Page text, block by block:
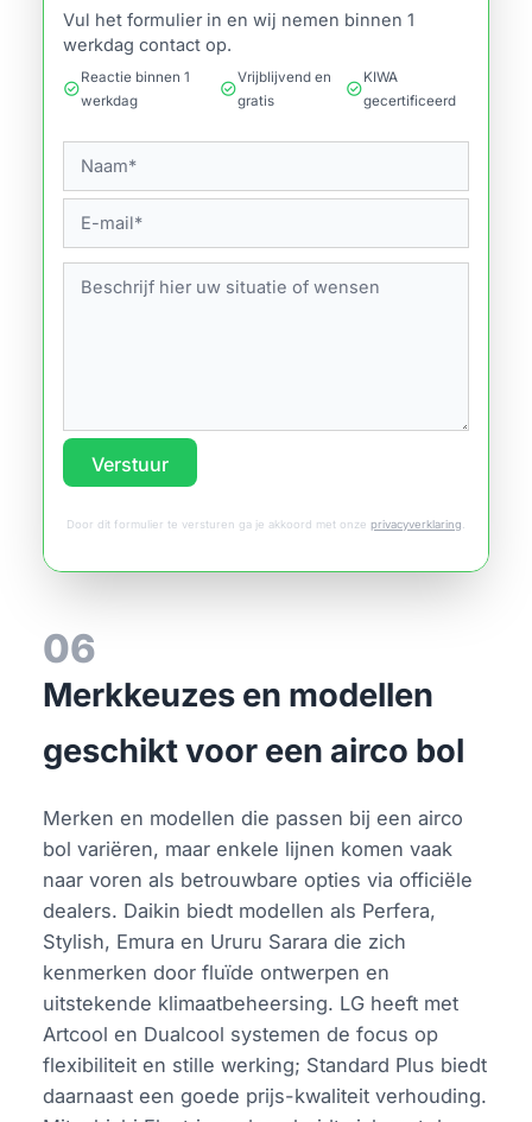
Vul het formulier in en wij nemen binnen 1
werkdag contact op.
check_circle
Reactie binnen 1
werkdag
check_circle
Vrijblijvend en
gratis
check_circle
KIWA
gecertificeerd
Verstuur
Door dit formulier te versturen ga je akkoord met onze privacyverklaring
06
Merkkeuzes en modellen
geschikt voor een airco bol
Merken en modellen die passen bij een airco
bol variëren, maar enkele lijnen komen vaak
naar voren als betrouwbare opties via officiële
dealers. Daikin biedt modellen als Perfera,
Stylish, Emura en Ururu Sarara die zich
kenmerken door fluïde ontwerpen en
uitstekende klimaatbeheersing. LG heeft met
Artcool en Dualcool systemen de focus op
flexibiliteit en stille werking; Standard Plus biedt
daarnaast een goede prijs-kwaliteit verhouding.